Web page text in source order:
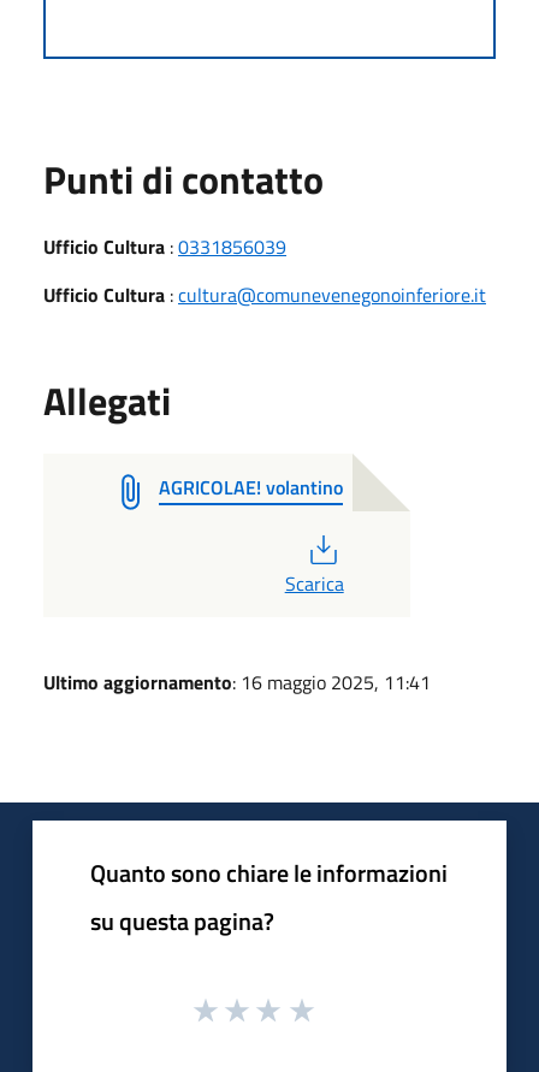
Punti di contatto
Ufficio Cultura :0331856039
Ufficio Cultura :cultura@comunevenegonoinferiore.it
Allegati
AGRICOLAE! volantino
Scarica
Ultimo aggiornamento: 16 maggio 2025, 11:41
Quanto sono chiare le informazioni
su questa pagina?